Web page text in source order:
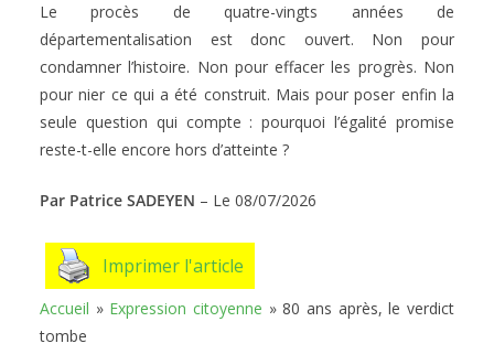
Le procès de quatre-vingts années de
départementalisation est donc ouvert. Non pour
condamner l’histoire. Non pour effacer les progrès. Non
pour nier ce qui a été construit. Mais pour poser enfin la
seule question qui compte : pourquoi l’égalité promise
reste-t-elle encore hors d’atteinte ?
Par Patrice SADEYEN – Le 08/07/2026
Imprimer l'article
Accueil » Expression citoyenne »80 ans après, le verdict
tombe